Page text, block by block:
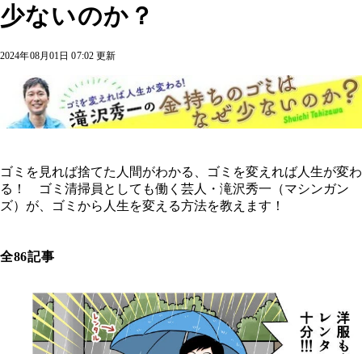
少ないのか？
2024年08月01日 07:02 更新
ゴミを見れば捨てた人間がわかる、ゴミを変えれば人生が変わ
る！ ゴミ清掃員としても働く芸人・滝沢秀一（マシンガン
ズ）が、ゴミから人生を変える方法を教えます！
全86記事